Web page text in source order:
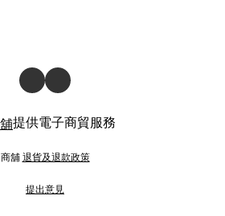
提供電子商貿服務
商舖退貨及退款政策
提出意見